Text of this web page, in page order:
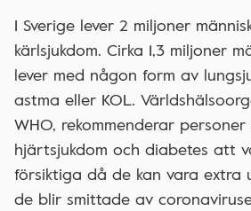
I Sverige lever 2 miljoner
kärlsjukdom. Cirka 1,3 miljoner
lever med någon form av
astma eller KOL.
WHO, rekommenderar
hjärtsjukdom och diabetes att
försiktiga då de kan vara extra
de blir smittade av